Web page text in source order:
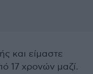
και είμαστε
17 χρονών μαζί.